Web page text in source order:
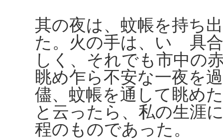
其の夜は、蚊帳を持ち
た。火の手は、いゝ具
しく、それでも市中の
眺め乍ら不安な一夜を
儘、蚊帳を通して眺め
と云ったら、私の生涯
程のものであった。